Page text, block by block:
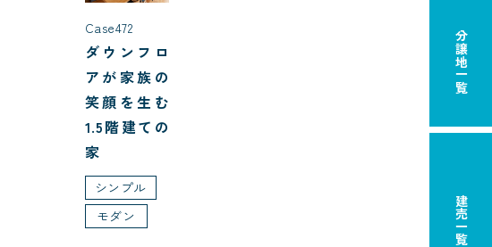
Case472
ダウンフロ
アが家族の
笑顔を生む
1.5階建ての
家
シンプル
モダン
分譲地一覧
建売一覧